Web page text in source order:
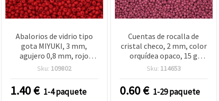
Abalorios de vidrio tipo
gota MIYUKI, 3 mm,
agujero 0,8 mm, rojo
opaco, 10 g (~260 uds)
Sku: 109802
1.40€ 1-4 paquete
Cuentas de rocalla de
cristal checo, 2 mm, color
orquídea opaco, 15 g
(aprox. 2050 uds)
Sku: 114653
0.60€ 1-29 paquete